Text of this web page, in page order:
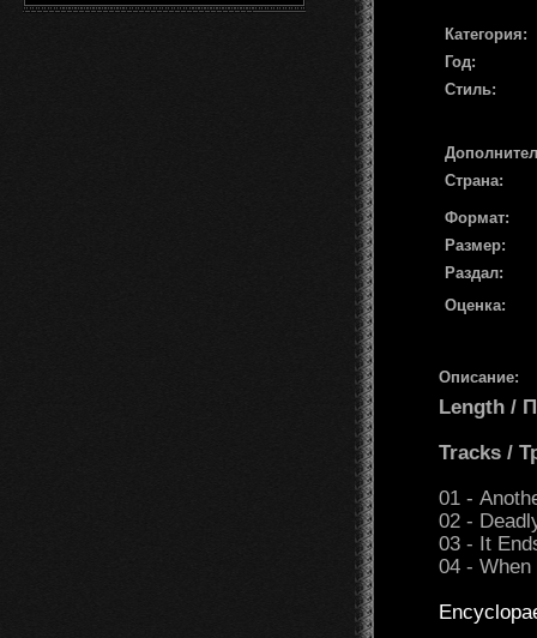
Категория:
Год:
Стиль:
Страна:
Формат:
Размер:
Раздал:
Оценка:
Описание:
Length /
Tracks /
01 -
02 -
03 - It
04 -